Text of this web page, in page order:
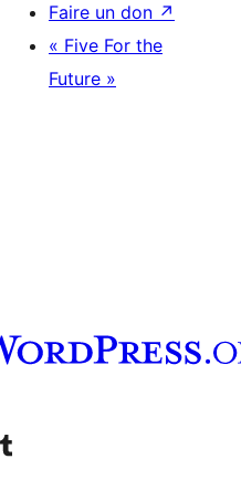
Faire un don ↗
« Five For the
Future »
chaîne YouTube
Visiter notre compte Tumblr